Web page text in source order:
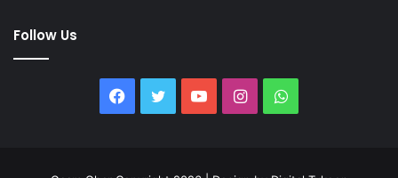
Follow Us
Facebook
TwitterYouTubeInstagramWhatsApp